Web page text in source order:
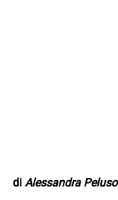
di Alessandra Peluso